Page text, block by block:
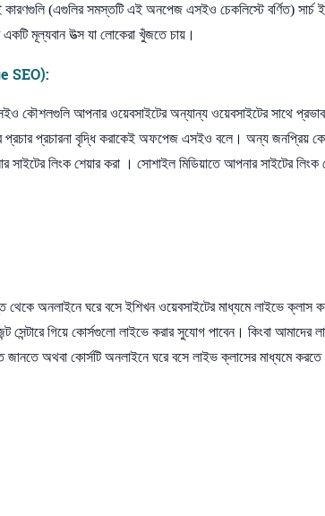
(এগুলির সমস্তটি এই অনপেজ এসইও চেকলিস্টে বর্ণিত) সার্চ
একটি মূল্যবান উত্স যা লোকেরা খুঁজতে চায়।
SEO):
কৌশলগুলি আপনার ওয়েবসাইটের অন্যান্য ওয়েবসাইটের সাথে
প্রচার প্রচারনা বৃদ্ধি করাকেই অফপেজ এসইও বলে। অন্য জনপ্রিয়
সাইটের লিংক শেয়ার করা । সোশাইল মিডিয়াতে আপনার সাইটের
থেকে অনলাইনে ঘরে বসে ইশিখন ওয়েবসাইটের মাধ্যমে লাইভে ক্লাস
সেন্টারে গিয়ে কোর্সগুলো লাইভে করার সুযোগ পাবেন। কিংবা
জানতে অথবা কোর্সটি অনলাইনে ঘরে বসে লাইভ ক্লাসের মাধ্যমে